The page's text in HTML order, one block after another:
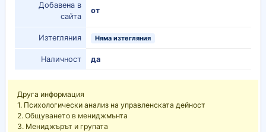
Добавена в
сайта
от
Изтегляния Няма изтегляния
Наличност да
Друга информация
1. Психологически анализ на управленската дейност
2. Общуването в мениджмънта
3. Мениджърът и групата